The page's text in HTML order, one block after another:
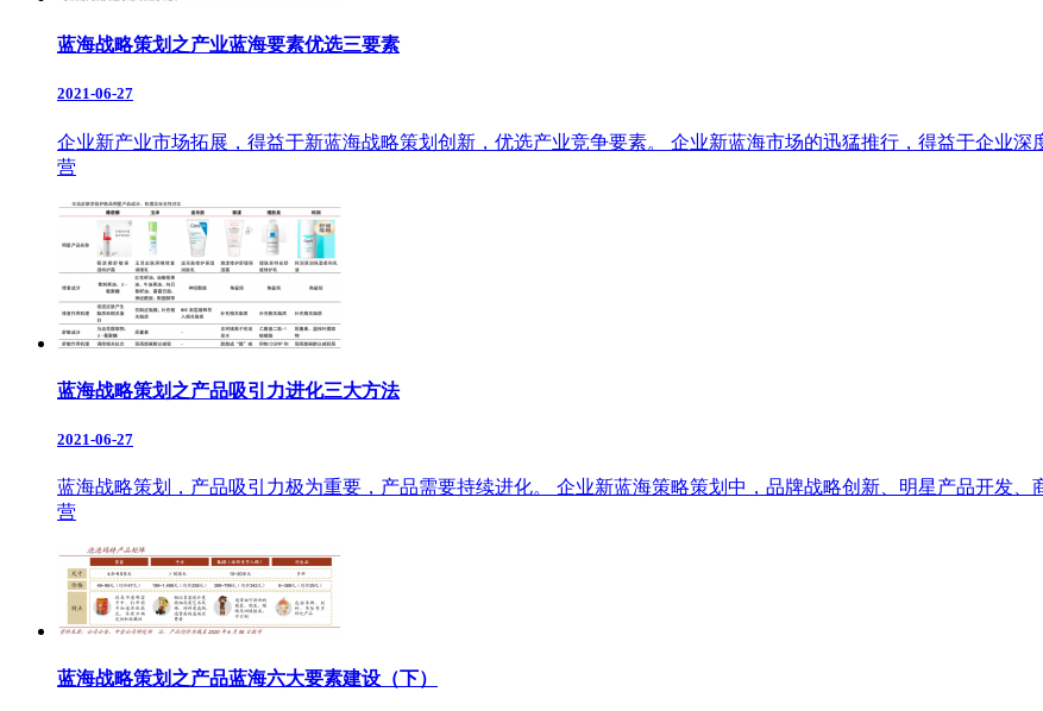
蓝海战略策划之产业蓝海要素优选三要素
2021-06-27
企业新产业市场拓展，得益于新蓝海战略策划创新，优选产业竞争要素。 企业新蓝海市场的迅猛推行，得益于企业
营
蓝海战略策划之产品吸引力进化三大方法
2021-06-27
蓝海战略策划，产品吸引力极为重要，产品需要持续进化。 企业新蓝海策略策划中，品牌战略创新、明星产品开发
营
蓝海战略策划之产品蓝海六大要素建设（下）